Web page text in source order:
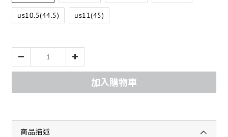
us10.5(44.5) us11(45)
加入購物車
商品描述